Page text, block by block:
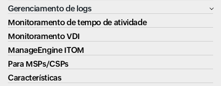
Gerenciamento de logs
Monitoramento de tempo de atividade
Monitoramento VDI
ManageEngine ITOM
Para MSPs/CSPs
Características